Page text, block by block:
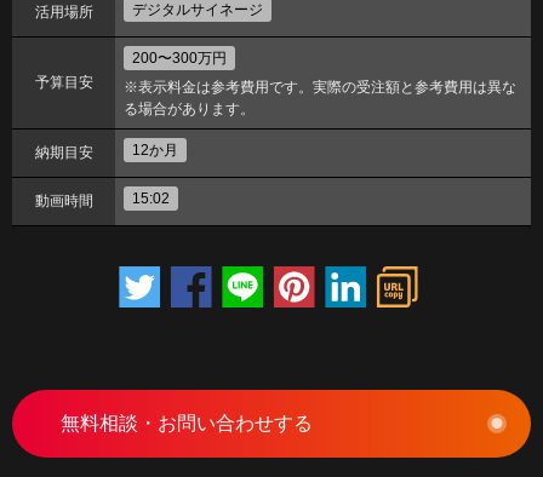
活用場所 デジタルサイネージ
予算目安
200〜300万円
※表示料金は参考費用です。実際の受注額と参考費用は異な
る場合があります。
納期目安 12か月
動画時間 15:02
無料相談・お問い合わせする